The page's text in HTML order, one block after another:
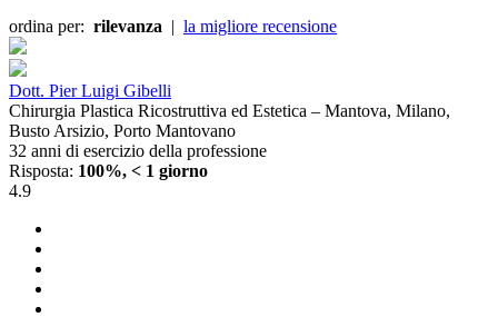
ordina per: rilevanza | la migliore recensione
Dott. Pier Luigi Gibelli
Chirurgia Plastica Ricostruttiva ed Estetica – Mantova, Milano,
Busto Arsizio, Porto Mantovano
32 anni di esercizio della professione
Risposta: 100%, < 1 giorno
4.9